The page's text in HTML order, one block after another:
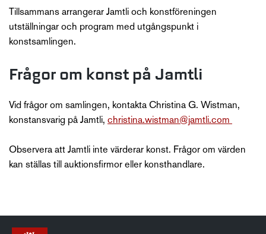
Tillsammans arrangerar Jamtli och konstföreningen
utställningar och program med utgångspunkt i
konstsamlingen.
Frågor om konst på Jamtli
Vid frågor om samlingen, kontakta Christina G. Wistman,
konstansvarig på Jamtli, christina.wistman@jamtli.com
Observera att Jamtli inte värderar konst. Frågor om värden
kan ställas till auktionsfirmor eller konsthandlare.